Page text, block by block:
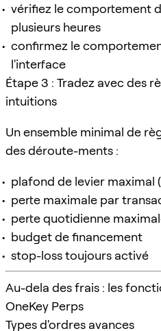
vérifiez le comportement
plusieurs heures
confirmez le
l'interface
Étape 3 : Tradez avec des
intuitions
Un ensemble minimal de
des déroute-ments :
plafond de levier maximal
perte maximale par
perte quotidienne
budget de financement
stop-loss toujours activé
Au-dela des frais : les
OneKey Perps
Types d'ordres avances